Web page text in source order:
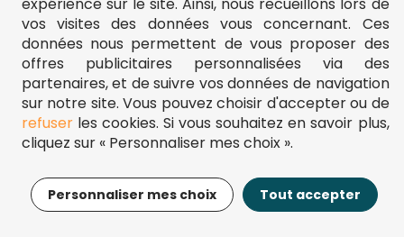
11,95€ Ajouter au panier
** Frais d'envoi = 6,95 € (France) / gratuit à partir de 45 €.
fou-de-puzzle.com : le site référence pour acheter des puzzles de
qualité à bon prix.
© Fou-de-puzzle.com 2011 - 2026
vos visites des données vous concernant. Ces
données nous permettent de vous proposer des
offres publicitaires personnalisées via des
partenaires, et de suivre vos données de navigation
sur notre site. Vous pouvez choisir d'accepter ou de
refuserles cookies. Si vous souhaitez en savoir plus,
cliquez sur « Personnaliser mes choix ».
Personnaliser mes choix Tout accepter